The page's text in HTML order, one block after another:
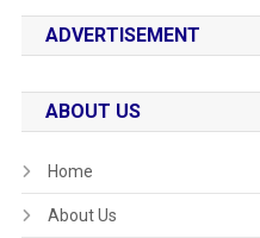
ADVERTISEMENT
ABOUT US
Home
About Us